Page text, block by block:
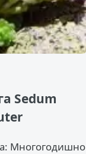
Sedum
Многогодишно